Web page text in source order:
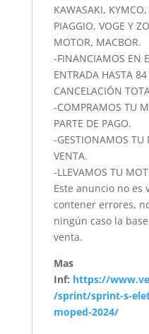
KAWASAKI,
PIAGGIO, VOGE Y
MOTOR, MACBOR.
-FINANCIAMOS EN
ENTRADA HASTA
CANCELACIÓN
-COMPRAMOS TU
PARTE DE PAGO.
-GESTIONAMOS
VENTA.
-LLEVAMOS TU
Este anuncio no es
contener errores,
ningún caso la
venta.
Mas
Inf: https://
/sprint/sprint-s-
moped-2024/